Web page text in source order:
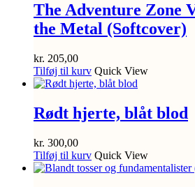
The Adventure Zone
the Metal (Softcover)
kr. 205,00
Tilføj til kurv Quick View
Rødt hjerte, blåt blod
kr. 300,00
Tilføj til kurv Quick View